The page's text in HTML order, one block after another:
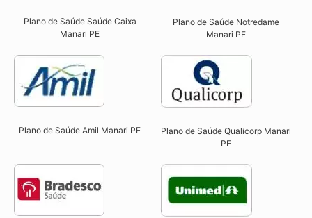
Plano de Saúde Saúde Caixa
Manari PE​
Plano de Saúde Notredame
Manari PE​
Plano de Saúde Amil Manari PE
Plano de Saúde Qualicorp Manari
PE​